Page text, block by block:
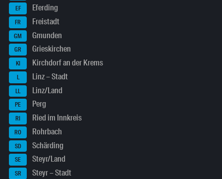
EF Eferding
FR Freistadt
GM Gmunden
GR Grieskirchen
KI Kirchdorf an der Krems
L Linz – Stadt
LL Linz/Land
PE Perg
RI Ried im Innkreis
RO Rohrbach
SD Schärding
SE Steyr/Land
SR Steyr – Stadt